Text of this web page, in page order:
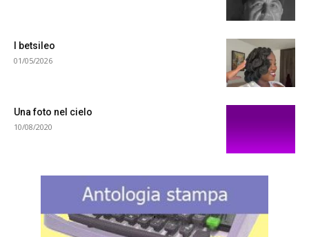
I betsileo
01/05/2026
Una foto nel cielo
10/08/2020
.